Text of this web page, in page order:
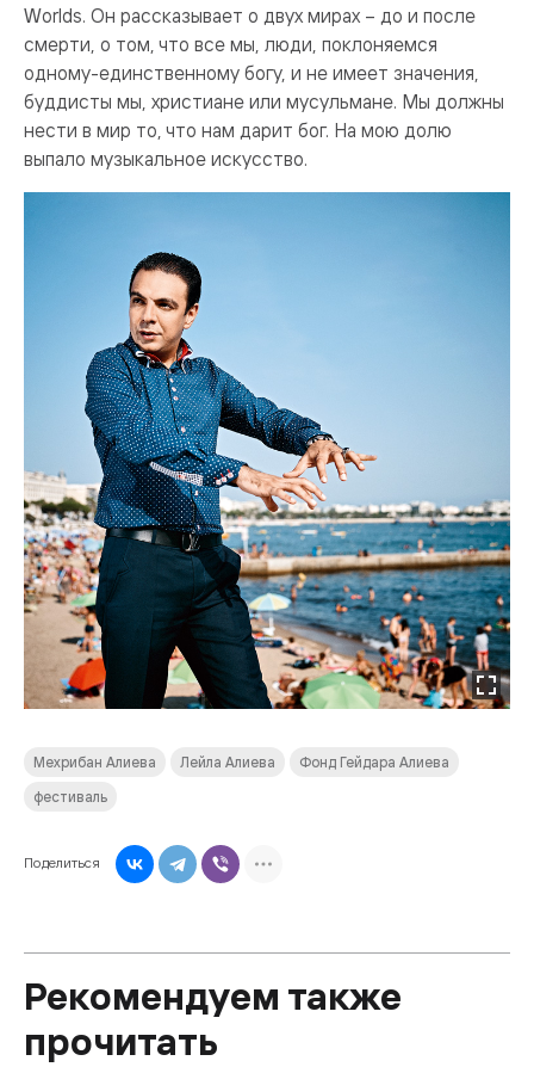
Worlds. Он рассказывает о двух мирах – до и после
смерти, о том, что все мы, люди, поклоняемся
одному-единственному богу, и не имеет значения,
буддисты мы, христиане или мусульмане. Мы должны
нести в мир то, что нам дарит бог. На мою долю
выпало музыкальное искусство.
Мехрибан Алиева Лейла Алиева
Фонд Гейдара Алиева
фестиваль
Поделиться
Рекомендуем также
прочитать